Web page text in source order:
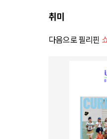
취미
다음으로 필리핀